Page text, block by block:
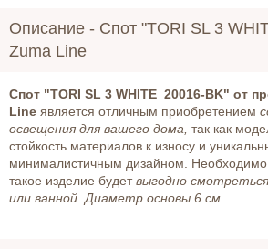
Описание - Спот "TORI SL 3
Zuma Line
Спот "TORI SL 3 WHITE 20016-BK" от
Line является отличным приобретением
освещения для вашего дома, так как
стойкость материалов к износу и
минималистичным дизайном. Необходимо
такое изделие будетвыгодно
или ванной. Диаметр основы 6 см.